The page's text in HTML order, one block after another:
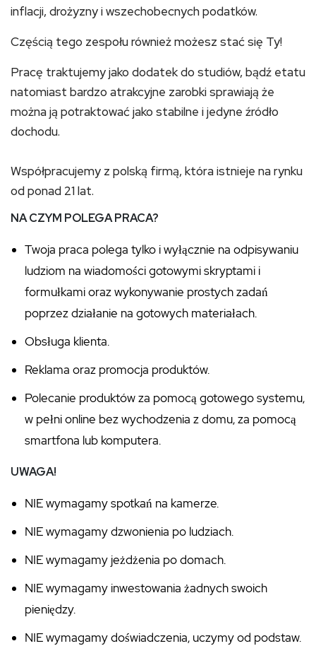
inflacji, drożyzny i wszechobecnych podatków.
Częścią tego zespołu również możesz stać się Ty!
Pracę traktujemy jako dodatek do studiów, bądź etatu
natomiast bardzo atrakcyjne zarobki sprawiają że
można ją potraktować jako stabilne i jedyne źródło
dochodu.
Współpracujemy z polską firmą, która istnieje na rynku
od ponad 21 lat.
NA CZYM POLEGA PRACA?
Twoja praca polega tylko i wyłącznie na odpisywaniu
ludziom na wiadomości gotowymi skryptami i
formułkami oraz wykonywanie prostych zadań
poprzez działanie na gotowych materiałach.
Obsługa klienta.
Reklama oraz promocja produktów.
Polecanie produktów za pomocą gotowego systemu,
w pełni online bez wychodzenia z domu, za pomocą
smartfona lub komputera.
UWAGA!
NIE wymagamy spotkań na kamerze.
NIE wymagamy dzwonienia po ludziach.
NIE wymagamy jeżdżenia po domach.
NIE wymagamy inwestowania żadnych swoich
pieniędzy.
NIE wymagamy doświadczenia, uczymy od podstaw.